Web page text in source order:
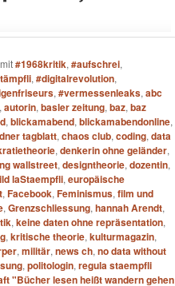
#1968kritik, #aufschrei,
, #digitalrevolution,
, #vermessenleaks, abc
, autorin, basler zeitung, baz, baz
, blickamabend, blickamabendonline,
tagblatt, chaos club, coding, data
, denkerin ohne geländer,
wallstreet, designtheorie, dozentin,
laStaempfli, europäische
, Facebook, Feminismus, film und
, Grenzschliessung, hannah Arendt,
, keine daten ohne repräsentation,
, kritische theorie, kulturmagazin,
, militär, news ch, no data without
, politologin, regula staempfli
"Bücher lesen heißt wandern gehen